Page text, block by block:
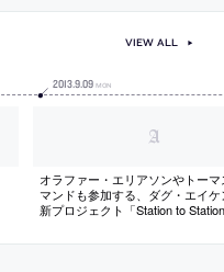
2013.9.09 MON
オラファー・エリアソンやトーマ
マンドも参加する、ダグ・エイケ
新プロジェクト「Station to
VIEW ALL